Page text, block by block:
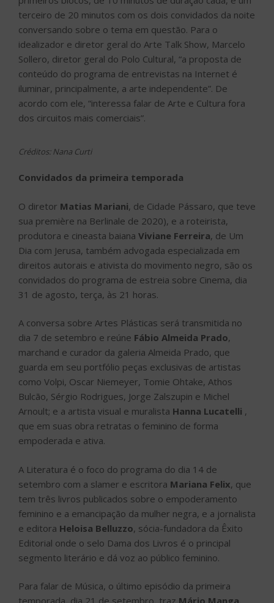
terceiro de 20 minutos com os dois convidados da noite
conversando sobre o tema em questão. Para o
idealizador e diretor geral do Arte Talk Show, Marcelo
Sollero, diretor geral do Polo Cultural, “a proposta de
conteúdo do programa de entrevistas na Internet é
iluminar, principalmente, a arte independente”. De
acordo com ele, “interessa falar de Arte e Cultura fora
dos circuitos mais comerciais”.
Créditos: Nana Curti
Convidados da primeira temporada
O diretor Matias Mariani, de Cidade Pássaro, que teve
sua première na Berlinale de 2020), e a roteirista,
produtora e cineasta baiana Viviane Ferreira, de Um
Dia com Jerusa, também advogada especializada em
direitos autorais e ativista do movimento negro, são os
convidados do programa de estreia sobre Cinema, dia
31 de agosto, terça, às 21 horas.
A conversa sobre Artes Plásticas será transmitida no
dia 7 de setembro e reúne Fábio Almeida Prado,
marchand e curador da galeria Almeida Prado, que
guarda em seu portfólio peças exclusivas de artistas
como Volpi, Oscar Niemeyer, Tomie Ohtake, Athos
Bulcão, Sérgio Rodrigues, Jorge Zalszupin e Michel
Arnoult; e a artista visual e muralista Hanna Lucatelli ,
que em suas obra retratas o feminino de forma
empoderada e ativa.
A Literatura é o foco do programa do dia 14 de
setembro com a slamer e escritora Mariana Felix, que
tem três livros publicados sobre o empoderamento
feminino e a emancipação da mulher negra, e a jornalista
e editora Heloisa Belluzzo, sócia-fundadora da Êxito
Editorial onde o selo Dama dos Livros é o principal
segmento literário e dá voz ao público feminino.
Para falar de Música, o último episódio da primeira